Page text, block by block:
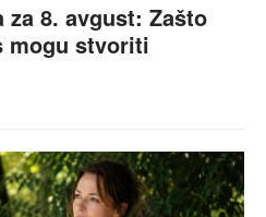
za 8. avgust: Zašto
mogu stvoriti